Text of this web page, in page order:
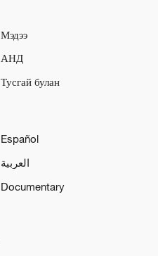
Мэдээ
АНД
Тусгай булан
Español
العربية
Documentary